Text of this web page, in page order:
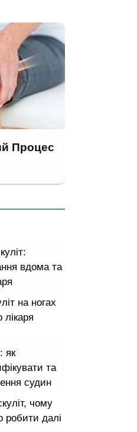
Процес
вдома та
на ногах
як
та
судин
чому
робити далі